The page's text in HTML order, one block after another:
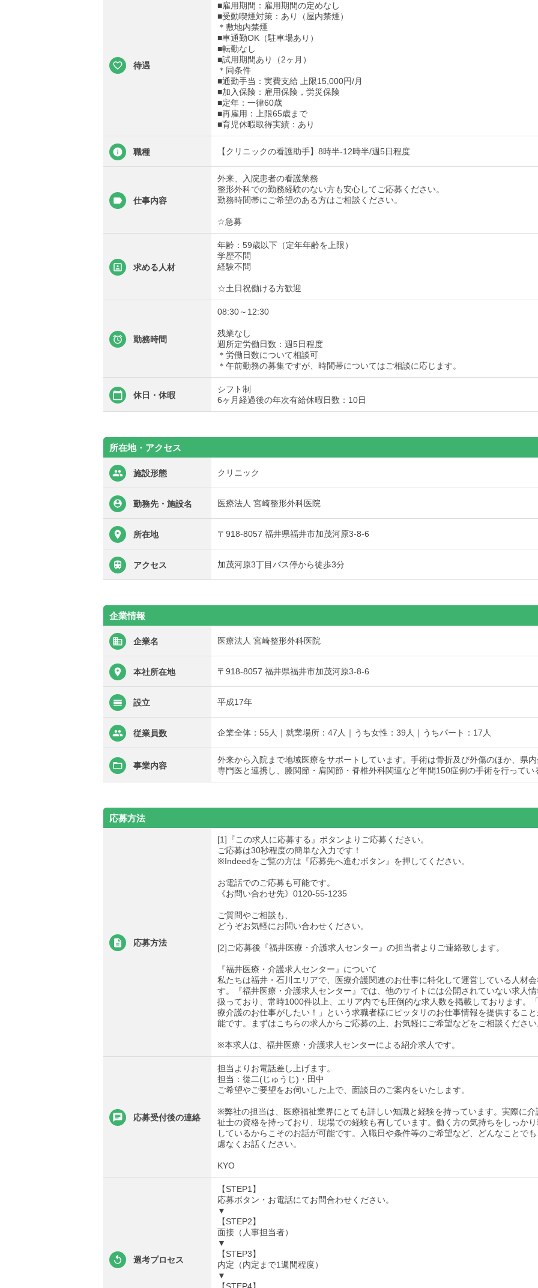
待遇
■雇用期間：雇用期間の定めなし
■受動喫煙対策：あり（屋内禁煙）
＊敷地内禁煙
■車通勤OK（駐車場あり）
■転勤なし
■試用期間あり（2ヶ月）
＊同条件
■通勤手当：実費支給 上限15,000円/月
■加入保険：雇用保険，労災保険
■定年：一律60歳
■再雇用：上限65歳まで
■育児休暇取得実績：あり
職種 【クリニックの看護助手】8時半-12時半/週5日程度
仕事内容
外来、入院患者の看護業務
整形外科での勤務経験のない方も安心してご応募ください。
勤務時間帯にご希望のある方はご相談ください。
☆急募
求める人材
年齢：59歳以下（定年年齢を上限）
学歴不問
経験不問
☆土日祝働ける方歓迎
勤務時間
08:30～12:30
残業なし
週所定労働日数：週5日程度
＊労働日数について相談可
＊午前勤務の募集ですが、時間帯についてはご相談に応じます。
休日・休暇
シフト制
6ヶ月経過後の年次有給休暇日数：10日
所在地・アクセス
施設形態 クリニック
勤務先・施設名 医療法人 宮崎整形外科医院
所在地 〒918-8057 福井県福井市加茂河原3-8-6
アクセス 加茂河原3丁目バス停から徒歩3分
企業情報
企業名 医療法人 宮崎整形外科医院
本社所在地 〒918-8057 福井県福井市加茂河原3-8-6
設立 平成17年
従業員数 企業全体：55人｜就業場所：47人｜うち女性：39人｜うちパート：17人
事業内容
外来から入院まで地域医療をサポートしています。手術は骨折及び外傷のほか、県
専門医と連携し、膝関節・肩関節・脊椎外科関連など年間150症例の手術を行ってい
応募方法
応募方法
[1]『この求人に応募する』ボタンよりご応募ください。
ご応募は30秒程度の簡単な入力です！
※Indeedをご覧の方は『応募先へ進むボタン』を押してください。
お電話でのご応募も可能です。
《お問い合わせ先》0120-55-1235
ご質問やご相談も、
どうぞお気軽にお問い合わせください。
[2]ご応募後『福井医療・介護求人センター』の担当者よりご連絡致します。
『福井医療・介護求人センター』について
私たちは福井・石川エリアで、医療介護関連のお仕事に特化して運営している人材
す。『福井医療・介護求人センター』では、他のサイトには公開されていない求人
扱っており、常時1000件以上、エリア内でも圧倒的な求人数を掲載しております。
療介護のお仕事がしたい！」という求職者様にピッタリのお仕事情報を提供するこ
能です。まずはこちらの求人からご応募の上、お気軽にご希望などをご相談くださ
※本求人は、福井医療・介護求人センターによる紹介求人です。
応募受付後の連絡
担当よりお電話差し上げます。
担当：從二(じゅうじ)・田中
ご希望やご要望をお伺いした上で、面談日のご案内をいたします。
※弊社の担当は、医療福祉業界にとても詳しい知識と経験を持っています。実際に介
祉士の資格を持っており、現場での経験も有しています。働く方の気持ちをしっか
しているからこそのお話が可能です。入職日や条件等のご希望など、どんなことで
慮なくお話ください。
KYO
選考プロセス
【STEP1】
応募ボタン・お電話にてお問合わせください。
▼
【STEP2】
面接（人事担当者）
▼
【STEP3】
内定（内定まで1週間程度）
▼